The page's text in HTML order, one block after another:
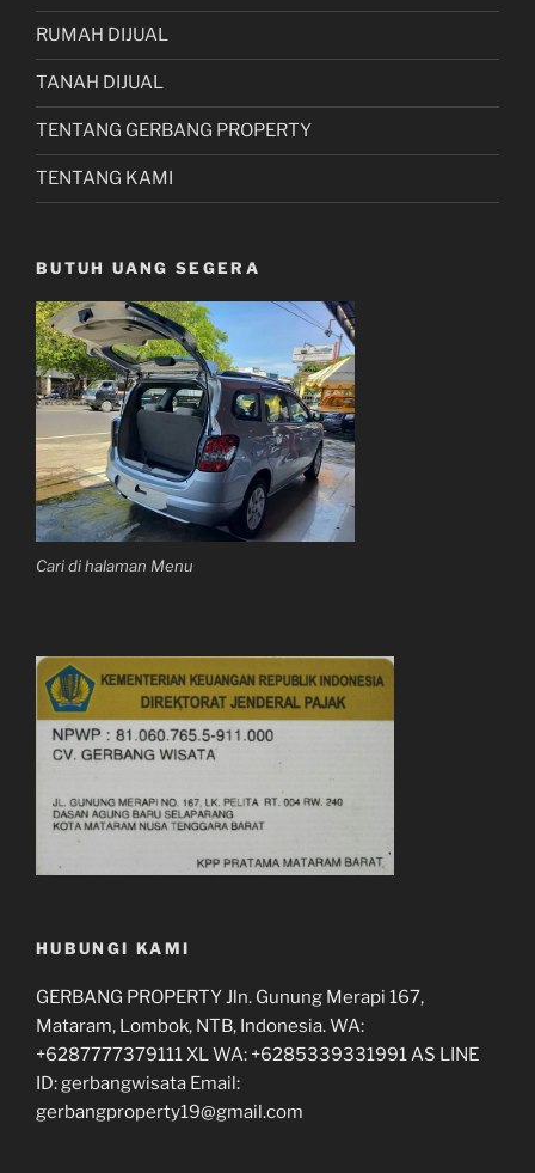
RUMAH DIJUAL
TANAH DIJUAL
TENTANG GERBANG PROPERTY
TENTANG KAMI
BUTUH UANG SEGERA
Cari di halaman Menu
HUBUNGI KAMI
GERBANG PROPERTY Jln. Gunung Merapi 167,
Mataram, Lombok, NTB, Indonesia. WA:
+6287777379111 XL WA: +6285339331991 AS LINE
ID: gerbangwisata Email:
gerbangproperty19@gmail.com